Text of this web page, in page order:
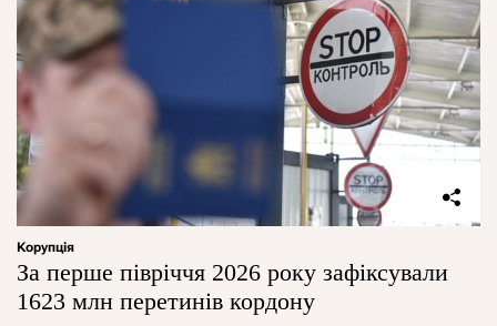
Корупція
За перше півріччя 2026 року зафіксували
1623 млн перетинів кордону